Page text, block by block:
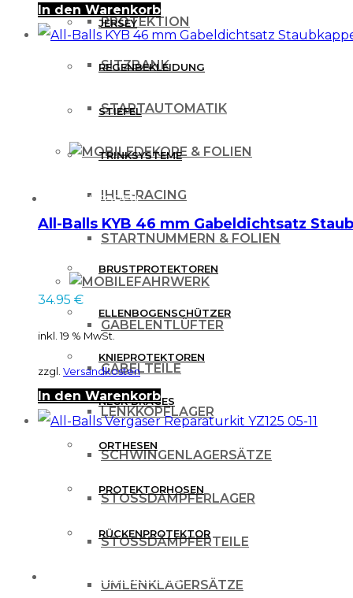
PROTEKTION
SITZBANK
STARTAUTOMATIK
DEKORE & FOLIEN
IHLE-RACING
STARTNUMMERN & FOLIEN
FAHRWERK
GABELENTLÜFTER
GABELTEILE
LENKKOPFLAGER
SCHWINGENLAGERSÄTZE
STOSSDÄMPFERLAGER
STOSSDÄMPFERTEILE
UMLENKLAGERSÄTZE
JERSEY
REGENBEKLEIDUNG
STIEFEL
TRINKSYSTEME
PROTEKTOREN
BRUSTPROTEKTOREN
ELLENBOGENSCHÜTZER
KNIEPROTEKTOREN
NECK BRACES
ORTHESEN
PROTEKTORHOSEN
RÜCKENPROTEKTOR
FREIZEITBEKLEIDUNG
In den Warenkorb
All-Balls KYB 46 mm Gabeldichtsatz
34.95 €
inkl. 19 % MwSt.
zzgl. Versandkosten
In den Warenkorb